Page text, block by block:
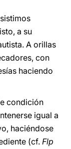
a su
A orillas
con
haciendo
condición
igual a
haciéndose
(cf. Flp